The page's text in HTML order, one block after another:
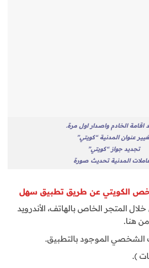
اقامة الخادم واصدار اول مرة.
عنوان المدنية “كويتي”
تجديد جواز “كويتي”
المدنية تحديث صورة
الكويتي عن طريق تطبيق سهل
المتجر الخاص بالهاتف، الأندرويد
هنا.
الشخصي الموجود بالتطبيق.
).